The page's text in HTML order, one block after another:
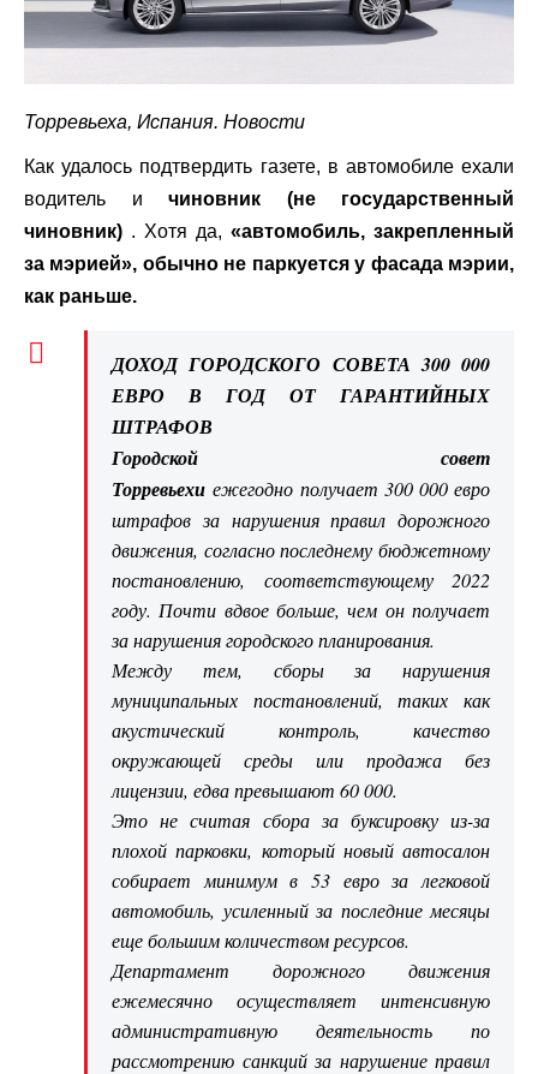
Торревьеха, Испания. Новости
Как удалось подтвердить газете, в автомобиле ехали
водитель и чиновник (не государственный
чиновник) . Хотя да, «автомобиль, закрепленный
за мэрией», обычно не паркуется у фасада мэрии,
как раньше.
ДОХОД ГОРОДСКОГО СОВЕТА 300 000
ЕВРО В ГОД ОТ ГАРАНТИЙНЫХ
ШТРАФОВ
Городской совет
Торревьехи ежегодно получает 300 000 евро
штрафов за нарушения правил дорожного
движения, согласно последнему бюджетному
постановлению, соответствующему 2022
году. Почти вдвое больше, чем он получает
за нарушения городского планирования.
Между тем, сборы за нарушения
муниципальных постановлений, таких как
акустический контроль, качество
окружающей среды или продажа без
лицензии, едва превышают 60 000.
Это не считая сбора за буксировку из-за
плохой парковки, который новый автосалон
собирает минимум в 53 евро за легковой
автомобиль, усиленный за последние месяцы
еще большим количеством ресурсов.
Департамент дорожного движения
ежемесячно осуществляет интенсивную
административную деятельность по
рассмотрению санкций за нарушение правил